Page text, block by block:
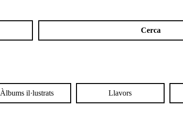
Cerca
Àlbums il·lustrats Llavors